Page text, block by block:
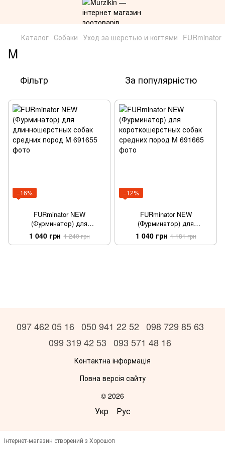
Каталог Собаки Уход за шерстью и когтями FURminator
M
Фільтр За популярністю
−16%
FURminator NEW
(Фурминатор) для
длинношерстных собак
средних пород M
1 040 грн 1 240 грн
−12%
FURminator NEW
(Фурминатор) для
короткошерстных собак
средних пород M
1 040 грн 1 181 грн
097 462 05 16 050 941 22 52 098 729 85 63
099 319 42 53 093 571 48 16
Контактна інформація
Повна версія сайту
© 2026
Укр Рус
Інтернет-магазин створений з Хорошоп